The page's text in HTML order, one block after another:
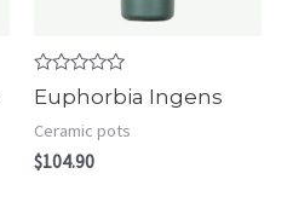
Rated
0
of
5
Euphorbia Ingens
Ceramic pots
$104.90